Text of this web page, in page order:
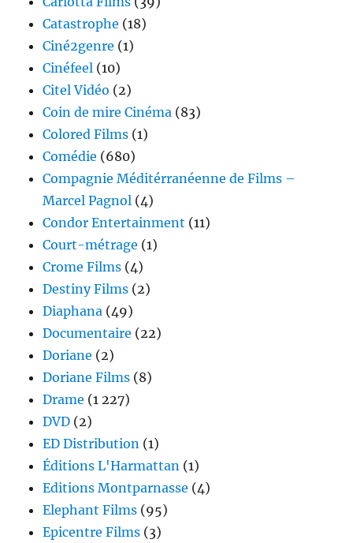
Catastrophe (18)
Ciné2genre (1)
Cinéfeel (10)
Citel Vidéo (2)
Coin de mire Cinéma (83)
Colored Films (1)
Comédie (680)
Compagnie Méditérranéenne de Films –
Marcel Pagnol (4)
Condor Entertainment (11)
Court-métrage (1)
Crome Films (4)
Destiny Films (2)
Diaphana (49)
Documentaire (22)
Doriane (2)
Doriane Films (8)
Drame (1 227)
DVD (2)
ED Distribution (1)
Éditions L'Harmattan (1)
Editions Montparnasse (4)
Elephant Films (95)
Epicentre Films (3)